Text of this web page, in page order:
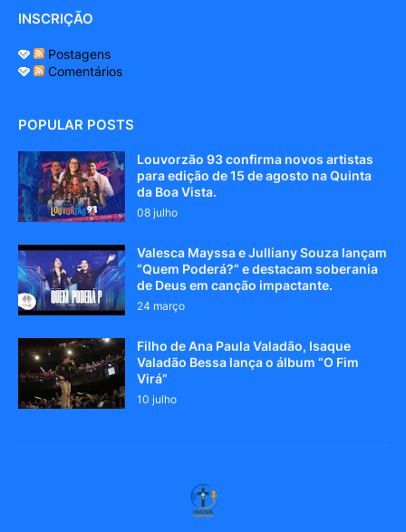
INSCRIÇÃO
Postagens
Comentários
POPULAR POSTS
Louvorzão 93 confirma novos artistas
para edição de 15 de agosto na Quinta
da Boa Vista.
08 julho
Valesca Mayssa e Julliany Souza lançam
“Quem Poderá?” e destacam soberania
de Deus em canção impactante.
24 março
Filho de Ana Paula Valadão, Isaque
Valadão Bessa lança o álbum “O Fim
Virá”
10 julho